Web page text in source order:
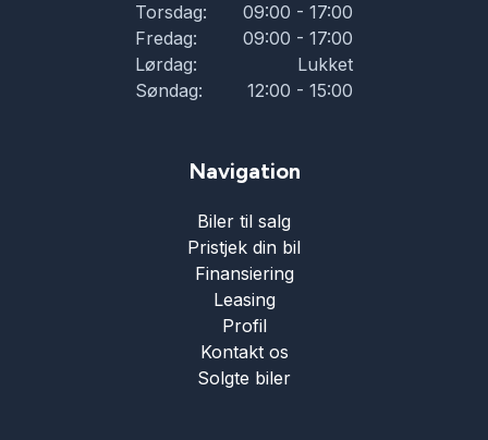
Torsdag:
09:00 - 17:00
Fredag:
09:00 - 17:00
Lørdag:
Lukket
Søndag:
12:00 - 15:00
Navigation
Biler til salg
Pristjek din bil
Finansiering
Leasing
Profil
Kontakt os
Solgte biler